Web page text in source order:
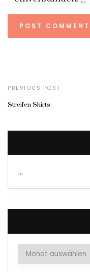
PREVIOUS POST
Streifen Shirts
…
Archiv